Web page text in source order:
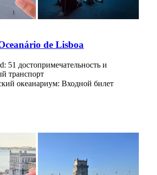
de Lisboa
51 достопримечательность и
транспорт
океанариум: Входной билет